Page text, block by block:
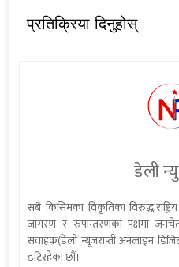
प्रतिक्रिया दिनुहोस्
डेली
सबै किसिमका विकृतिका
जागरण र रुपान्तरणका पक्षमा
संवाहक(डेली न्यूजराप्ती अनलाइन
डटिरहेका छौं।